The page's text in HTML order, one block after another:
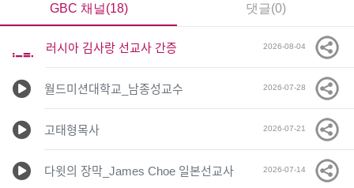
GBC 채널(18) 댓글(0)
러시아 김사랑 선교사 간증 2026-08-04
월드미션대학교_남종성교수 2026-07-28
고태형목사 2026-07-21
다윗의 장막_James Choe 일본선교사 2026-07-14